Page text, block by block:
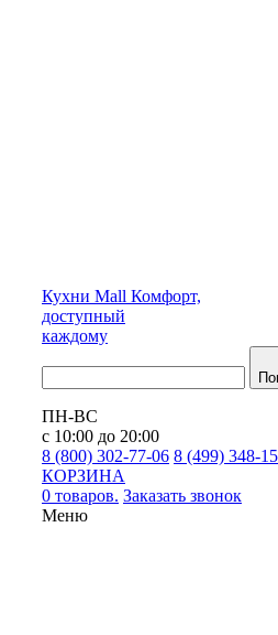
Кухни Mall Комфорт,
доступный
каждому
ПН-ВС
с 10:00 до 20:00
8 (800) 302-77-06 8 (499) 348-
КОРЗИНА
0 товаров. Заказать звонок
Меню